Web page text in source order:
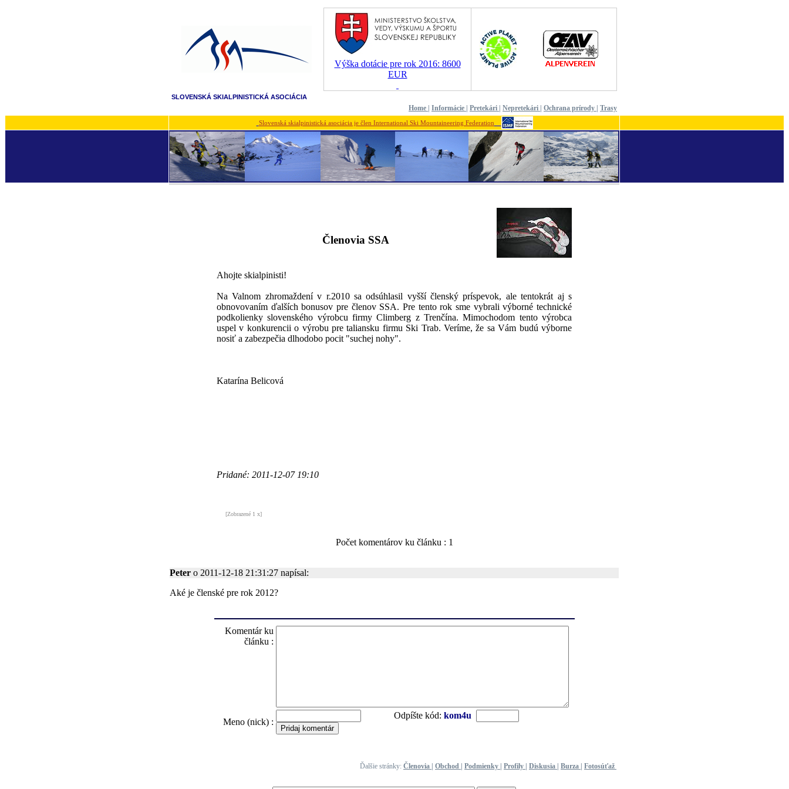
Výška dotácie pre rok 2016: 8600
EUR
SLOVENSKÁ SKIALPINISTICKÁ ASOCIÁCIA
Home Informácie Pretekári Nepretekári Ochrana prírody Trasy
Slovenská skialpinistická asociácia je člen International Ski Mountaineering Federation
Členovia SSA
Ahojte skialpinisti!
Na Valnom zhromaždení v r.2010 sa odsúhlasil vyšší členský príspevok, ale tentokrát aj s
obnovovaním ďalších bonusov pre členov SSA. Pre tento rok sme vybrali výborné technické
podkolienky slovenského výrobcu firmy Climberg z Trenčína. Mimochodom tento výrobca
uspel v konkurencii o výrobu pre taliansku firmu Ski Trab. Veríme, že sa Vám budú výborne
nosiť a zabezpečia dlhodobo pocit "suchej nohy".
Katarína Belicová
Pridané: 2011-12-07 19:10
[Zobrazené 1 x]
Počet komentárov ku článku : 1
Peter o 2011-12-18 21:31:27 napísal:
Aké je členské pre rok 2012?
Komentár ku
článku :
Meno (nick) :
Odpíšte kód: kom4u
Ďalšie stránky: Členovia Obchod Podmienky Profily Diskusia Burza Fotosúťaž